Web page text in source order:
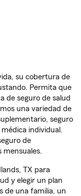
su cobertura de
Permita que
de seguro de salud
una variedad de
seguro
individual.
de
mensuales.
TX para
y elegir un plan
de una familia, un